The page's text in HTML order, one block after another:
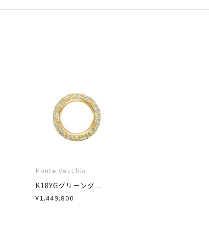
Ponte Vecchio
K18YGグリーンダ...
¥1,449,800